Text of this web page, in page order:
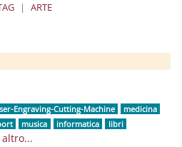
ARTE
Engraving-Cutting-Machine
medicina
musica informatica
libri
altro...